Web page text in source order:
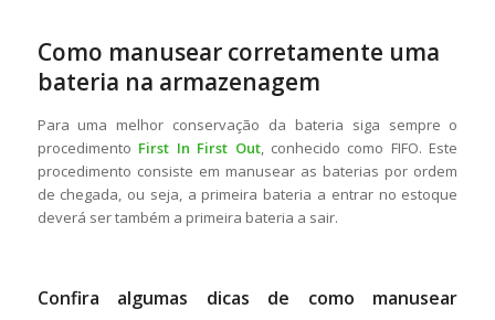
Como manusear corretamente uma
bateria na armazenagem
Para uma melhor conservação da bateria siga sempre o
procedimento First In First Out, conhecido como FIFO. Este
procedimento consiste em manusear as baterias por ordem
de chegada, ou seja, a primeira bateria a entrar no estoque
deverá ser também a primeira bateria a sair.
Confira algumas dicas de como manusear